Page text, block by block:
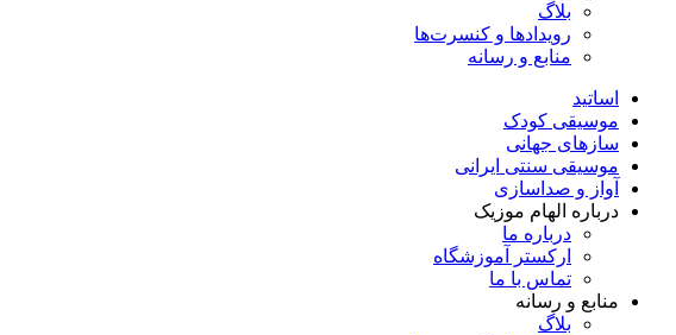
بلاگ
رویدادها و کنسرت‌ها
منابع و رسانه
اساتید
موسیقی کودک
سازهای جهانی
موسیقی سنتی ایرانی
آواز و صداسازی
درباره الهام موزیک
درباره ما
ارکستر آموزشگاه
تماس با ما
منابع و رسانه
بلاگ